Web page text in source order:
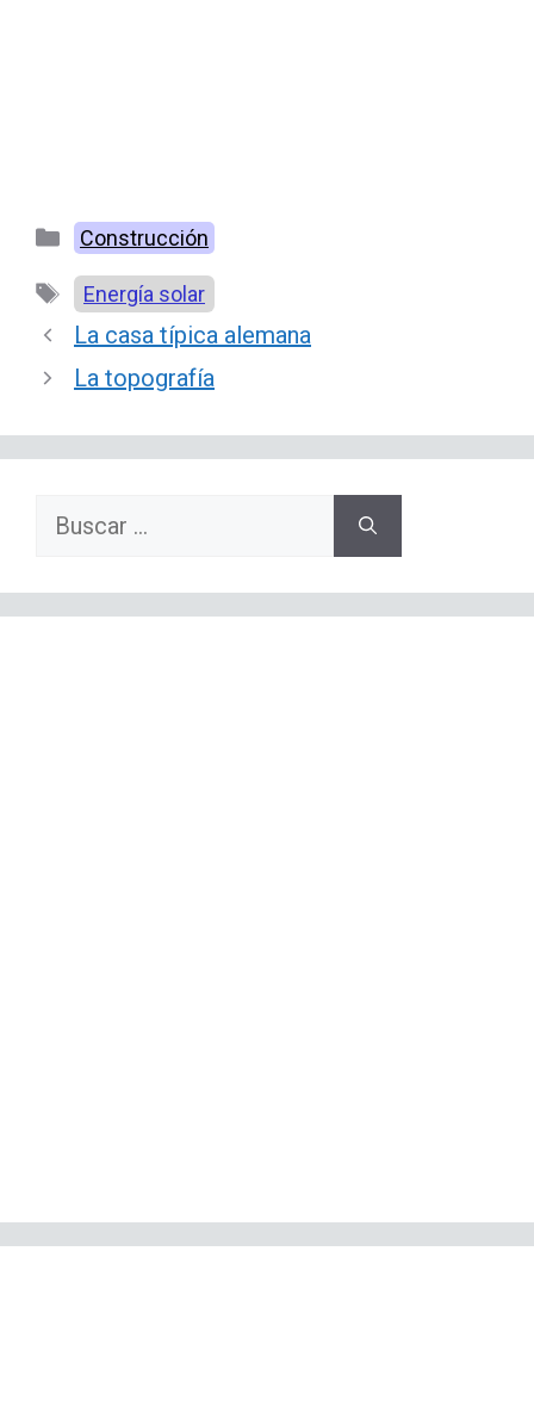
Categorías
Construcción
Etiquetas
Energía solar
La casa típica alemana
La topografía
Buscar: